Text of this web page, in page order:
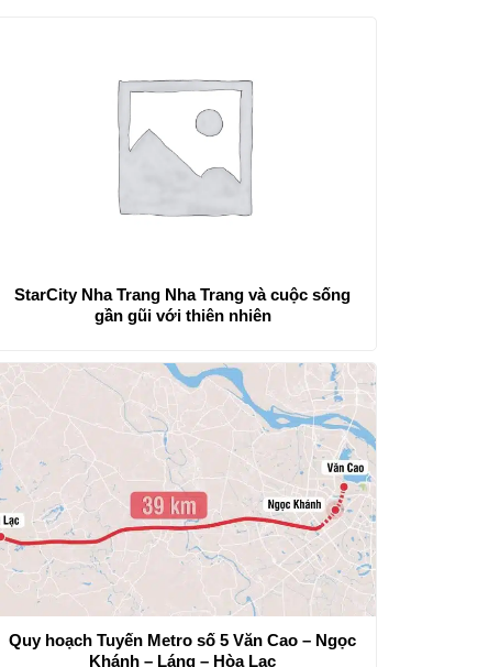
StarCity Nha Trang Nha Trang và cuộc sống
gần gũi với thiên nhiên
Quy hoạch Tuyến Metro số 5 Văn Cao – Ngọc
Khánh – Láng – Hòa Lạc